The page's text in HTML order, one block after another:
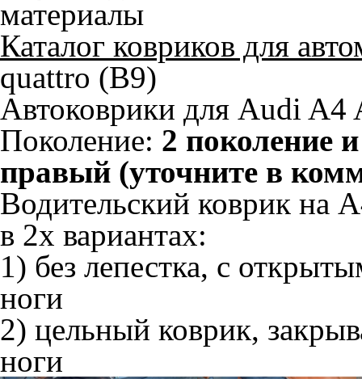
материалы
Каталог ковриков для
quattro (B9)
Автоковрики для Audi
Поколение: 2 поколение
правый (уточните в
Водительский коврик на
в 2х вариантах:
1) без лепестка, с
ноги
2) цельный коврик,
ноги